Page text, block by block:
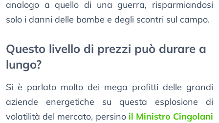
analogo a quello di una guerra, risparmiandosi
solo i danni delle bombe e degli scontri sul campo.
Questo livello di prezzi può durare a
lungo?
Si è parlato molto dei mega profitti delle grandi
aziende energetiche su questa esplosione di
volatilità del mercato, persino il Ministro Cingolani